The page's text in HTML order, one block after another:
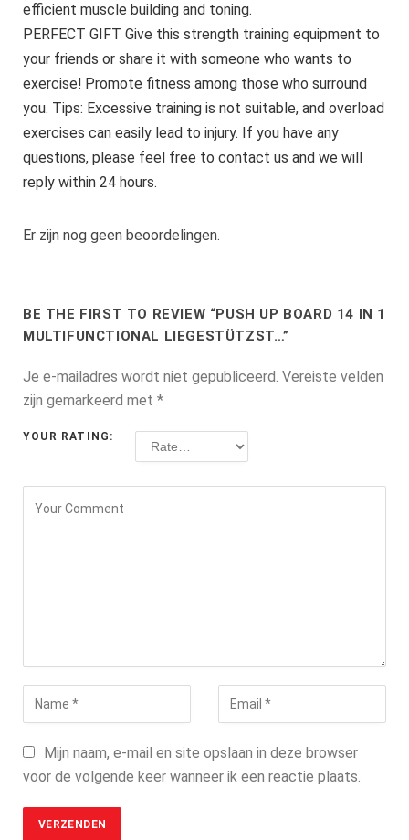
efficient muscle building and toning.
PERFECT GIFT Give this strength training equipment to
your friends or share it with someone who wants to
exercise! Promote fitness among those who surround
you. Tips: Excessive training is not suitable, and overload
exercises can easily lead to injury. If you have any
questions, please feel free to contact us and we will
reply within 24 hours.
Er zijn nog geen beoordelingen.
BE THE FIRST TO REVIEW “PUSH UP BOARD 14 IN 1
MULTIFUNCTIONAL LIEGESTÜTZST…”
Je e-mailadres wordt niet gepubliceerd. Vereiste velden
zijn gemarkeerd met *
YOUR RATING:
Mijn naam, e-mail en site opslaan in deze browser
voor de volgende keer wanneer ik een reactie plaats.